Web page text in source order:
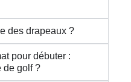
des drapeaux ?
pour débuter :
de golf ?